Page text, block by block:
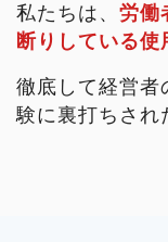
私たちは、労働
断りしている
徹底して経営者
験に裏打ちされ